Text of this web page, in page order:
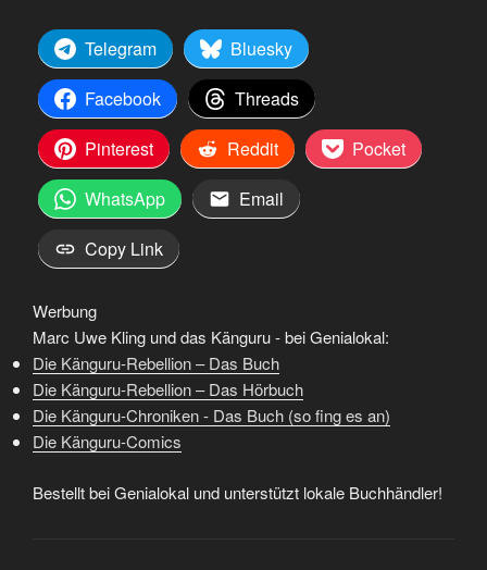
Telegram
Bluesky
Facebook
Threads
Pinterest
Reddit
Pocket
WhatsApp
Email
Copy Link
Werbung
Marc Uwe Kling und das Känguru - bei Genialokal:
Die Känguru-Rebellion – Das Buch
Die Känguru-Rebellion – Das Hörbuch
Die Känguru-Chroniken - Das Buch (so fing es an)
Die Känguru-Comics
Bestellt bei Genialokal und unterstützt lokale Buchhändler!